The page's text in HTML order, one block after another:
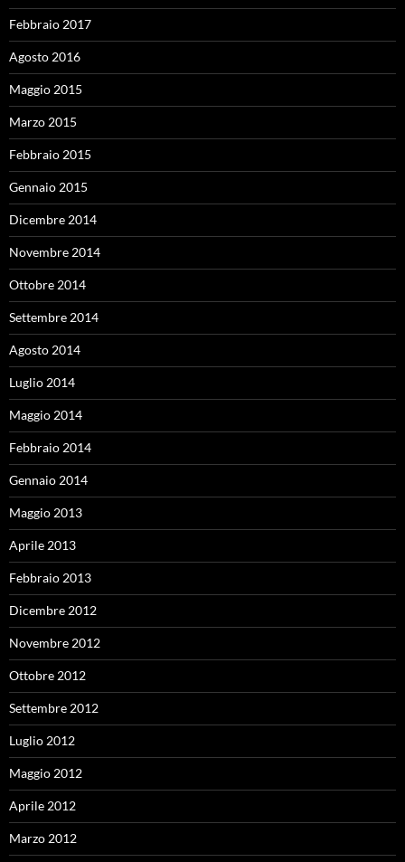
Febbraio 2017
Agosto 2016
Maggio 2015
Marzo 2015
Febbraio 2015
Gennaio 2015
Dicembre 2014
Novembre 2014
Ottobre 2014
Settembre 2014
Agosto 2014
Luglio 2014
Maggio 2014
Febbraio 2014
Gennaio 2014
Maggio 2013
Aprile 2013
Febbraio 2013
Dicembre 2012
Novembre 2012
Ottobre 2012
Settembre 2012
Luglio 2012
Maggio 2012
Aprile 2012
Marzo 2012